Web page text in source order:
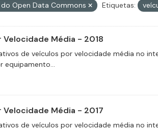
Open Data Commons
Etiquetas:
Média - 2018
de veículos por velocidade média no
equipamento...
Média - 2017
de veículos por velocidade média no